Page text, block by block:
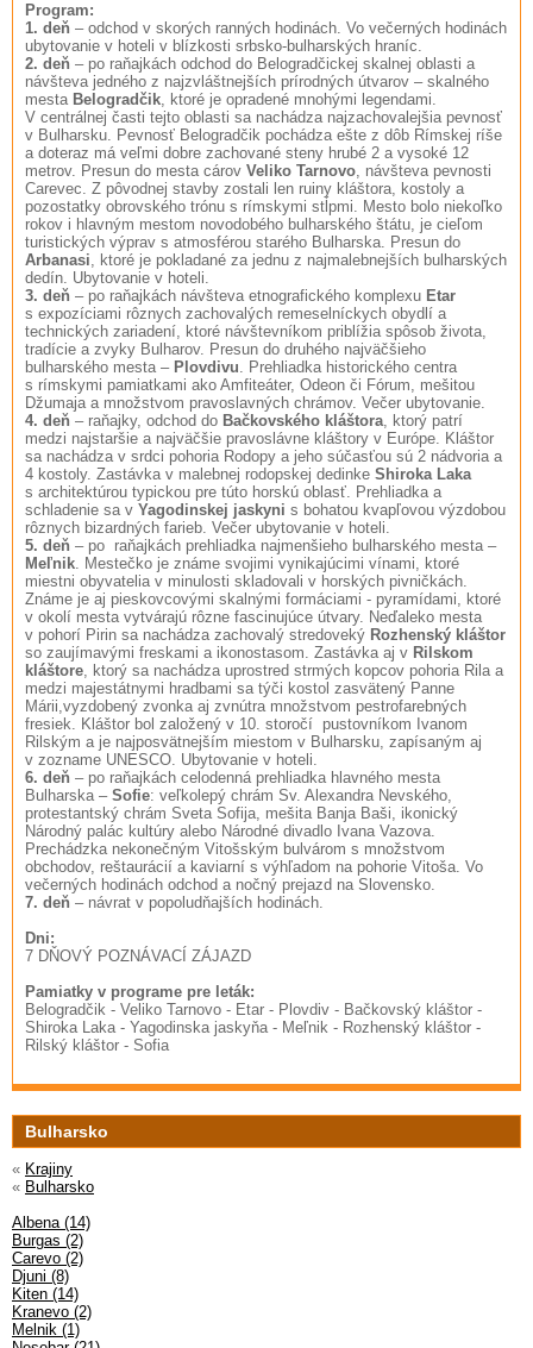
Program:
1. deň – odchod v skorých ranných hodinách. Vo večerných hodinách
ubytovanie v hoteli v blízkosti srbsko-bulharských hraníc.
2. deň – po raňajkách odchod do Belogradčickej skalnej oblasti a
návšteva jedného z najzvláštnejších prírodných útvarov – skalného
mestaBelogradčik, ktoré je opradené mnohými legendami.
V centrálnej časti tejto oblasti sa nachádza najzachovalejšia pevnosť
v Bulharsku. Pevnosť Belogradčik pochádza ešte z dôb Rímskej ríše
a doteraz má veľmi dobre zachované steny hrubé 2 a vysoké 12
metrov. Presun do mesta cárov Veliko Tarnovo, návšteva pevnosti
Carevec. Z pôvodnej stavby zostali len ruiny kláštora, kostoly a
pozostatky obrovského trónu s rímskymi stĺpmi. Mesto bolo niekoľko
rokov i hlavným mestom novodobého bulharského štátu, je cieľom
turistických výprav s atmosférou starého Bulharska. Presun do
Arbanasi, ktoré je pokladané za jednu z najmalebnejších bulharských
dedín. Ubytovanie v hoteli.
3. deň – po raňajkách návšteva etnografického komplexu Etar
s expozíciami rôznych zachovalých remeselníckych obydlí a
technických zariadení, ktoré návštevníkom priblížia spôsob života,
tradície a zvyky Bulharov. Presun do druhého najväčšieho
bulharského mesta – Plovdivu. Prehliadka historického centra
s rímskymi pamiatkami ako Amfiteáter, Odeon či Fórum, mešitou
Džumaja a množstvom pravoslavných chrámov. Večer ubytovanie.
4. deň – raňajky, odchod do Bačkovského kláštora, ktorý patrí
medzi najstaršie a najväčšie pravoslávne kláštory v Európe. Kláštor
sa nachádza v srdci pohoria Rodopy a jeho súčasťou sú 2 nádvoria a
4 kostoly. Zastávka v malebnej rodopskej dedinke Shiroka Laka
s architektúrou typickou pre túto horskú oblasť. Prehliadka a
schladenie sa v Yagodinskej jaskyni s bohatou kvapľovou výzdobou
rôznych bizardných farieb. Večer ubytovanie v hoteli.
5. deň – po raňajkách prehliadka najmenšieho bulharského mesta –
Meľnik. Mestečko je známe svojimi vynikajúcimi vínami, ktoré
miestni obyvatelia v minulosti skladovali v horských pivničkách.
Známe je aj pieskovcovými skalnými formáciami - pyramídami, ktoré
v okolí mesta vytvárajú rôzne fascinujúce útvary. Neďaleko mesta
v pohorí Pirin sa nachádza zachovalý stredoveký Rozhenský kláštor
so zaujímavými freskami a ikonostasom. Zastávka aj v Rilskom
kláštore, ktorý sa nachádza uprostred strmých kopcov pohoria Rila a
medzi majestátnymi hradbami sa týči kostol zasvätený Panne
Márii,vyzdobený zvonka aj zvnútra množstvom pestrofarebných
fresiek. Kláštor bol založený v 10. storočí pustovníkom Ivanom
Rilským a je najposvätnejším miestom v Bulharsku, zapísaným aj
v zozname UNESCO. Ubytovanie v hoteli.
6. deň – po raňajkách celodenná prehliadka hlavného mesta
Bulharska – Sofie: veľkolepý chrám Sv. Alexandra Nevského,
protestantský chrám Sveta Sofija, mešita Banja Baši, ikonický
Národný palác kultúry alebo Národné divadlo Ivana Vazova.
Prechádzka nekonečným Vitošským bulvárom s množstvom
obchodov, reštaurácií a kaviarní s výhľadom na pohorie Vitoša. Vo
večerných hodinách odchod a nočný prejazd na Slovensko.
7. deň – návrat v popoludňajších hodinách.
Dni:
7 DŇOVÝ POZNÁVACÍ ZÁJAZD
Pamiatky v programe pre leták:
Belogradčik - Veliko Tarnovo - Etar - Plovdiv - Bačkovský kláštor -
Shiroka Laka - Yagodinska jaskyňa - Meľnik - Rozhenský kláštor -
Rilský kláštor - Sofia
Bulharsko
« Krajiny
« Bulharsko
Albena (14)
Burgas (2)
Carevo (2)
Djuni (8)
Kiten (14)
Kranevo (2)
Melnik (1)